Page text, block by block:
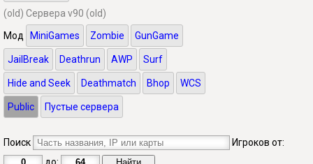
(old) Сервера v90 (old)
Мод
MiniGames Zombie GunGame
JailBreak Deathrun AWP Surf
Hide and Seek Deathmatch Bhop WCS
Public Пустые сервера
Поиск
Игроков от: